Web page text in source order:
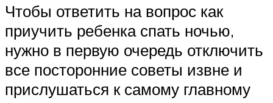
Чтобы ответить на вопрос как
приучить ребенка спать ночью,
нужно в первую очередь отключить
все посторонние советы извне и
прислушаться к самому главному